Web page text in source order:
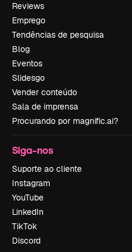
Reviews
Emprego
Tendências de pesquisa
Blog
Eventos
Slidesgo
Vender conteúdo
Sala de imprensa
Procurando por magnific.ai?
Siga-nos
Suporte ao cliente
Instagram
YouTube
LinkedIn
TikTok
Discord